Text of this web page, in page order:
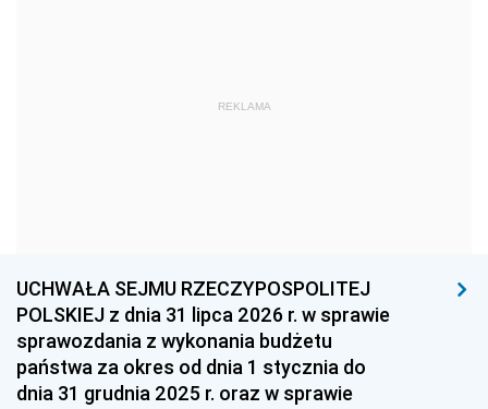
1959
1939 1938 1937
1936 1930
REKLAMA
UCHWAŁA SEJMU RZECZYPOSPOLITEJ
POLSKIEJ z dnia 31 lipca 2026 r. w sprawie
sprawozdania z wykonania budżetu
państwa za okres od dnia 1 stycznia do
dnia 31 grudnia 2025 r. oraz w sprawie